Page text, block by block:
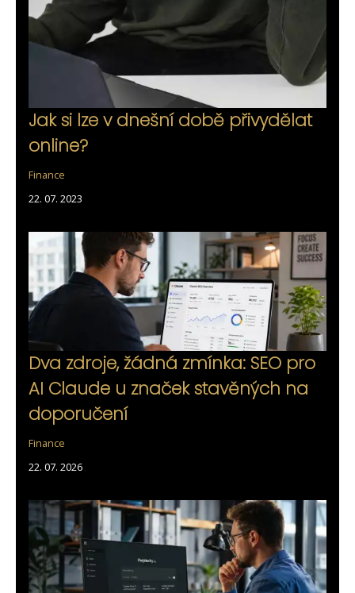
Jak si lze v dnešní době přivydělat
online?
Finance
22. 07. 2023
Dva zdroje, žádná zmínka: SEO pro
AI Claude u značek stavěných na
doporučení
Finance
22. 07. 2026